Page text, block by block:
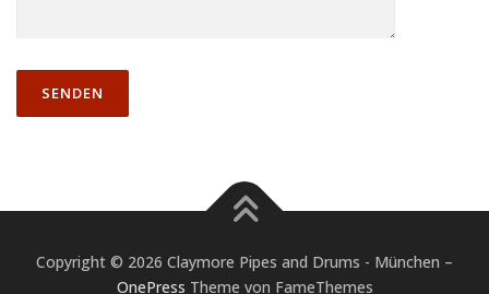
Copyright © 2026 Claymore Pipes and Drums - München –
OnePress Theme von FameThemes